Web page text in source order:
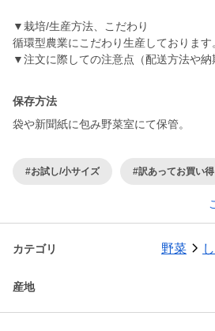
▼栽培/生産方法、こだわり
循環型農業にこだわり生産しております
▼注文に際しての注意点（配送方法や納
保存方法
袋や新聞紙に包み野菜室にて保管。
#お試し/小サイズ #訳あってお買い得
カテゴリ 野菜
産地